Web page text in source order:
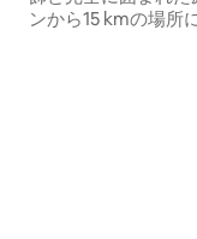
ンから15 kmの場所